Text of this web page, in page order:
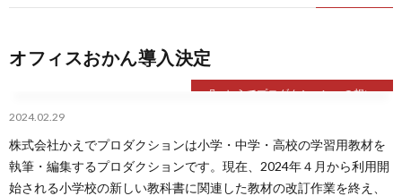
オフィスおかん導入決定
かえでプロダクションへの想い
2024.02.29
株式会社かえでプロダクションは小学・中学・高校の学習用教材を
執筆・編集するプロダクションです。現在、2024年４月から利用開
始される小学校の新しい教科書に関連した教材の改訂作業を終え、